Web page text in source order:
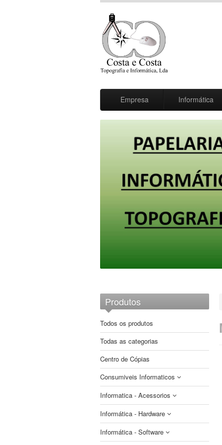
Empresa Informática
Produtos
Todos os produtos
Todas as categorias
Centro de Cópias
Consumiveis Informaticos
CDs e DVDs
Etiquetas
Compativeis
Fitas
Compativeis
Informatica - Acessorios
Auscultadores
Cabos e Adaptadores
Informática - Hardware
Armazenamento
Informática - Software